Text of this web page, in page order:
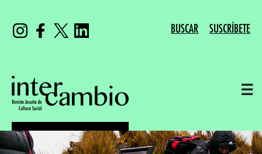
BUSCAR SUSCRÍBETE
☰